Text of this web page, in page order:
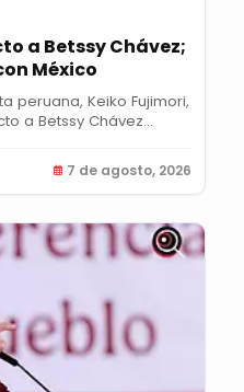
a Betssy Chávez;
México
peruana, Keiko Fujimori,
a Betssy Chávez...
7 de agosto, 2026